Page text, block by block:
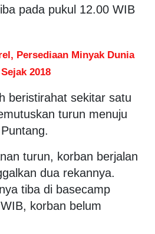
pada pukul 12.00 WIB
Persediaan Minyak Dunia
2018
beristirahat sekitar satu
turun menuju
turun, korban berjalan
dua rekannya.
tiba di basecamp
korban belum